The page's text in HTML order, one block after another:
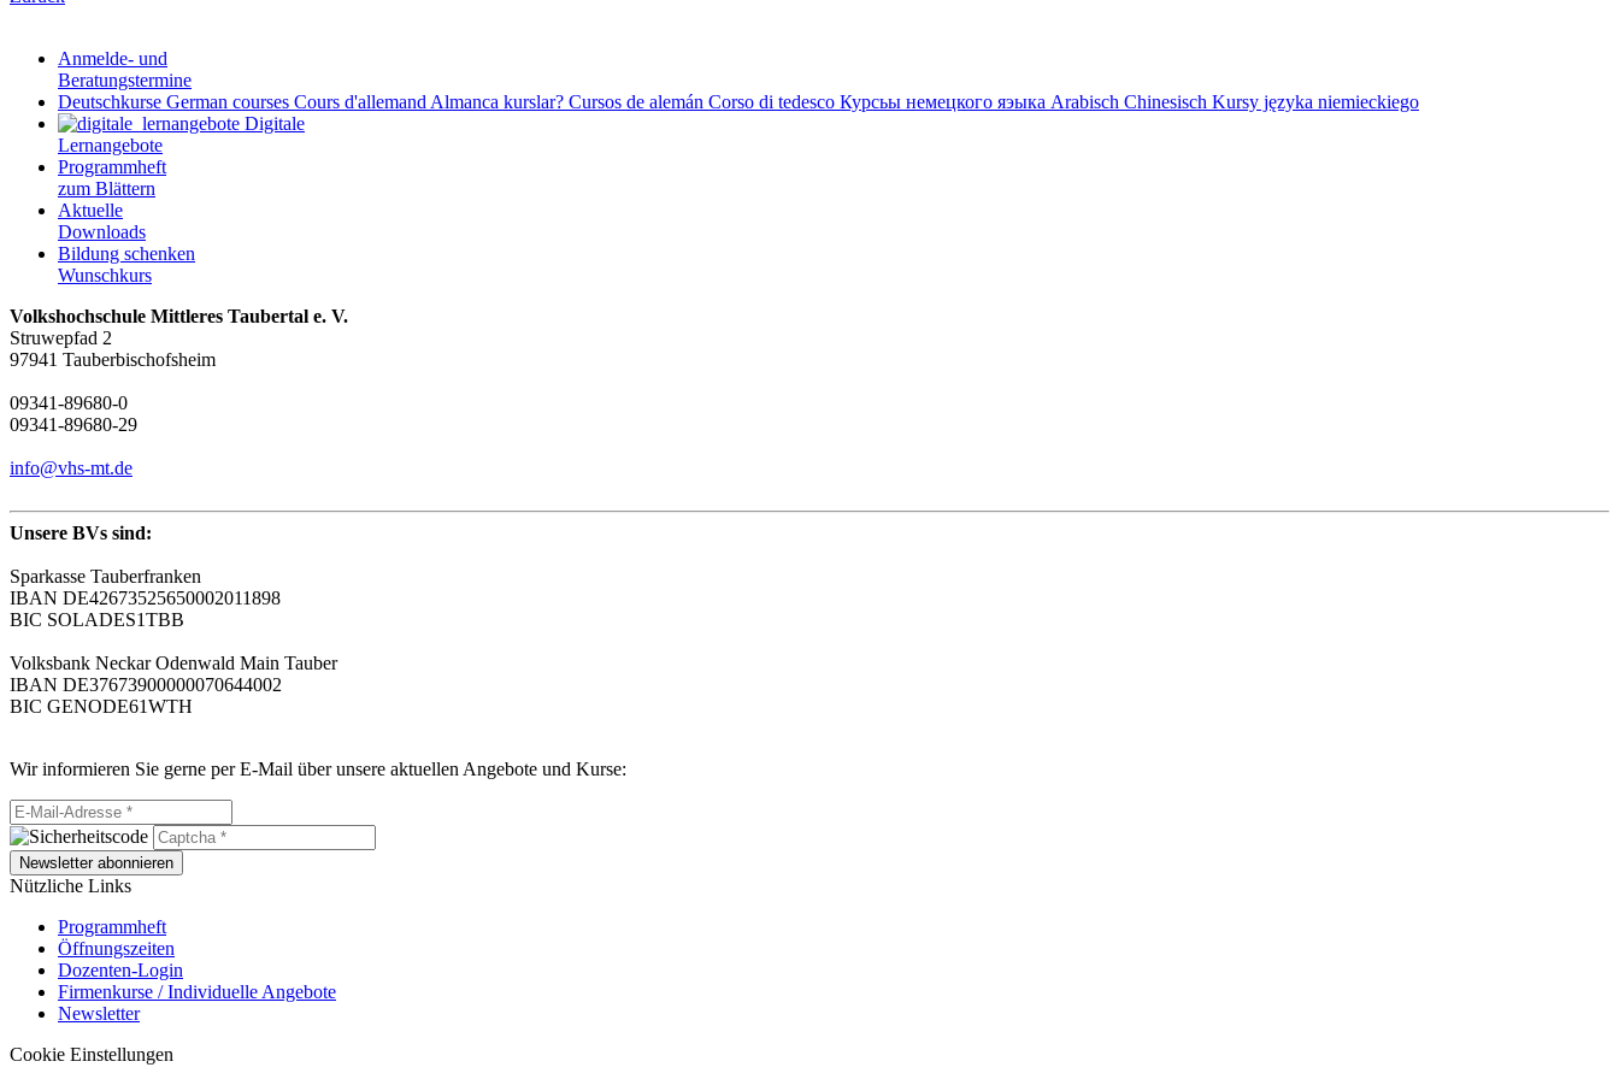
Anmelde- und
Beratungstermine
Deutschkurse German courses Cours d'allemand Almanca kurslar? Cursos de alemán Corso di tedesco Курсьы немецкого яэыка Arabisch Chinesisch Kursy języka niemieckiego
Digitale
Lernangebote
Programmheft
zum Blättern
Aktuelle
Downloads
Bildung schenken
Wunschkurs
Volkshochschule Mittleres Taubertal e. V.
Struwepfad 2
97941 Tauberbischofsheim
09341-89680-0
09341-89680-29
info@vhs-mt.de
Unsere BVs sind:
Sparkasse Tauberfranken
IBAN DE42673525650002011898
BIC SOLADES1TBB
Volksbank Neckar Odenwald Main Tauber
IBAN DE37673900000070644002
BIC GENODE61WTH
Wir informieren Sie gerne per E-Mail über unsere aktuellen Angebote und Kurse:
Newsletter abonnieren
Nützliche Links
Programmheft
Öffnungszeiten
Dozenten-Login
Firmenkurse / Individuelle Angebote
Newsletter
Cookie Einstellungen